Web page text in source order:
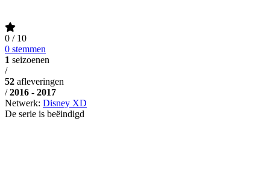
0 / 10
0 stemmen
1 seizoenen
/
52 afleveringen
/ 2016 - 2017
Netwerk: Disney XD
De serie is beëindigd